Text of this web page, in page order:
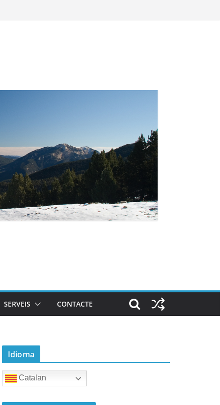
SERVEIS CONTACTE
Idioma
Catalan